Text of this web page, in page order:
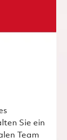
Sie ein
Team